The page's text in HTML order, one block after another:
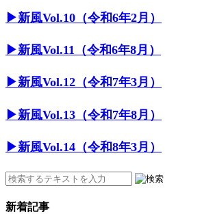
▶︎新風Vol.10（令和6年2月）
▶︎新風Vol.11（令和6年8月）
▶︎新風Vol.12（令和7年3月）
▶︎新風Vol.13（令和7年8月）
▶︎新風Vol.14（令和8年3月）
新着記事